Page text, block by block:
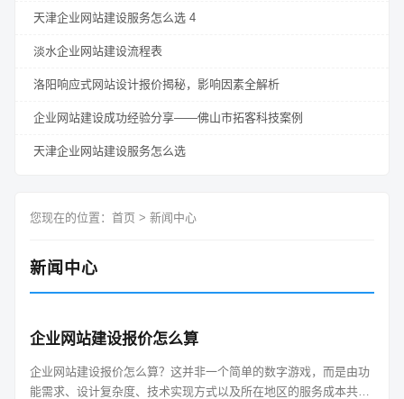
天津企业网站建设服务怎么选 4
淡水企业网站建设流程表
洛阳响应式网站设计报价揭秘，影响因素全解析
企业网站建设成功经验分享——佛山市拓客科技案例
天津企业网站建设服务怎么选
您现在的位置： 首页 > 新闻中心
新闻中心
企业网站建设报价怎么算
企业网站建设报价怎么算？这并非一个简单的数字游戏，而是由功
能需求、设计复杂度、技术实现方式以及所在地区的服务成本共同